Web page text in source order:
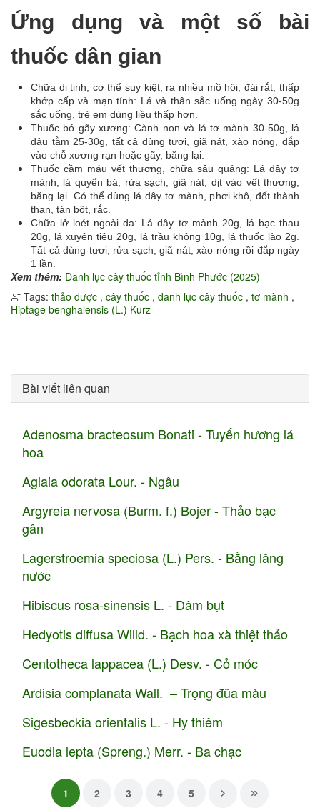
Ứng dụng và một số bài
thuốc dân gian
Chữa di tinh, cơ thể suy kiệt, ra nhiều mồ hôi, đái rắt, thấp
khớp cấp và mạn tính: Lá và thân sắc uống ngày 30-50g
sắc uống, trẻ em dùng liều thấp hơn.
Thuốc bó gãy xương: Cành non và lá tơ mành 30-50g, lá
dâu tằm 25-30g, tất cả dùng tươi, giã nát, xào nóng, đắp
vào chỗ xương rạn hoặc gãy, băng lại.
Thuốc cầm máu vết thương, chữa sâu quảng: Lá dây tơ
mành, lá quyển bá, rửa sạch, giã nát, dịt vào vết thương,
băng lại. Có thể dùng lá dây tơ mành, phơi khô, đốt thành
than, tán bột, rắc.
Chữa lở loét ngoài da: Lá dây tơ mành 20g, lá bạc thau
20g, lá xuyên tiêu 20g, lá trầu không 10g, lá thuốc lào 2g.
Tất cả dùng tươi, rửa sạch, giã nát, xào nóng rồi đắp ngày
1 lần.
Xem thêm: Danh lục cây thuốc tỉnh Bình Phước (2025)
Tags: thảo dược , cây thuốc , danh lục cây thuốc , tơ mành ,
Hiptage benghalensis (L.) Kurz
Bài viết liên quan
Adenosma bracteosum Bonati - Tuyến hương lá
hoa
Aglaia odorata Lour. - Ngâu
Argyreia nervosa (Burm. f.) Bojer - Thảo bạc
gân
Lagerstroemia speciosa (L.) Pers. - Bằng lăng
nước
Hibiscus rosa-sinensis L. - Dâm bụt
Hedyotis diffusa Willd. - Bạch hoa xà thiệt thảo
Centotheca lappacea (L.) Desv. - Cỏ móc
Ardisia complanata Wall. – Trọng đũa màu
Sigesbeckia orientalis L. - Hy thiêm
Euodia lepta (Spreng.) Merr. - Ba chạc
1 2 3 4 5